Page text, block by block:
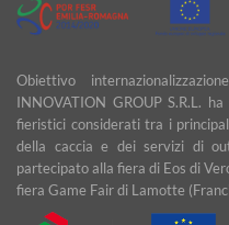
Obiettivo
INNOVATION GROUP S.R.L.
fieristici considerati tra i
della caccia e dei servizi di
partecipato alla fiera di Eos di
fiera Game Fair di Lamotte